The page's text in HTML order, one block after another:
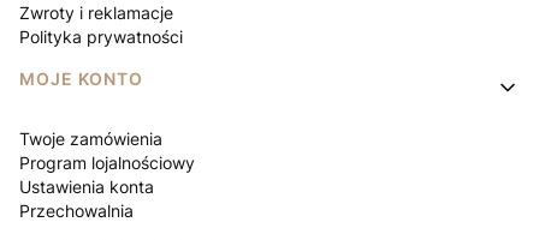
Zwroty i reklamacje
Polityka prywatności
MOJE KONTO
Twoje zamówienia
Program lojalnościowy
Ustawienia konta
Przechowalnia